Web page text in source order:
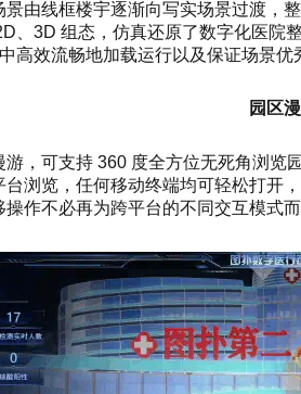
由线框楼宇逐渐向写实场景过渡，
、3D 组态，仿真还原了数字化医
高效流畅地加载运行以及保证场景优
园区
，可支持 360 度全方位无死角浏
浏览，任何移动终端均可轻松打开
作不必再为跨平台的不同交互模式